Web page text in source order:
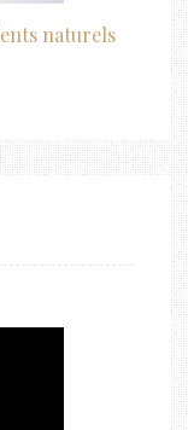
naturels